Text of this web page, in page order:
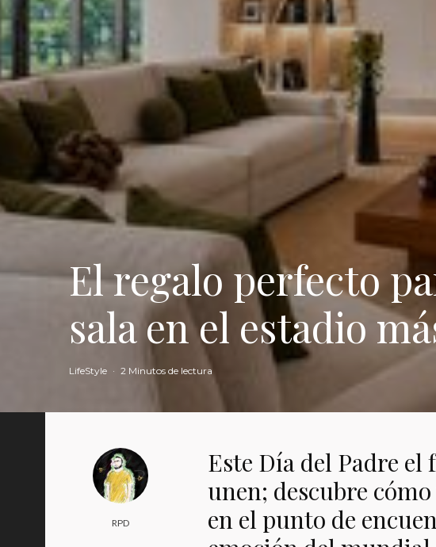
El regalo perfecto
sala en el estadio
LifeStyle · 2 Minutos de lectura
RPD
Este Día del Padre el
unen; descubre
en el punto de